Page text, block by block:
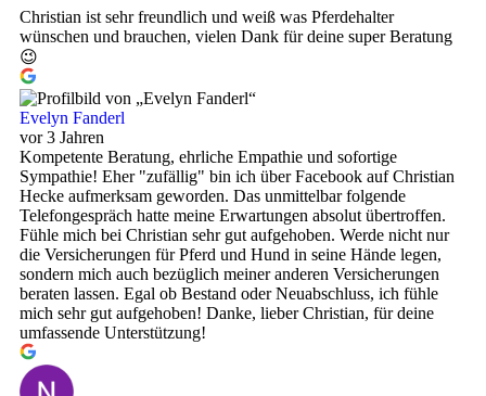
Christian ist sehr freundlich und weiß was Pferdehalter
wünschen und brauchen, vielen Dank für deine super Beratung
😉
Evelyn Fanderl
vor 3 Jahren
Kompetente Beratung, ehrliche Empathie und sofortige
Sympathie! Eher "zufällig" bin ich über Facebook auf Christian
Hecke aufmerksam geworden. Das unmittelbar folgende
Telefongespräch hatte meine Erwartungen absolut übertroffen.
Fühle mich bei Christian sehr gut aufgehoben. Werde nicht nur
die Versicherungen für Pferd und Hund in seine Hände legen,
sondern mich auch bezüglich meiner anderen Versicherungen
beraten lassen. Egal ob Bestand oder Neuabschluss, ich fühle
mich sehr gut aufgehoben! Danke, lieber Christian, für deine
umfassende Unterstützung!